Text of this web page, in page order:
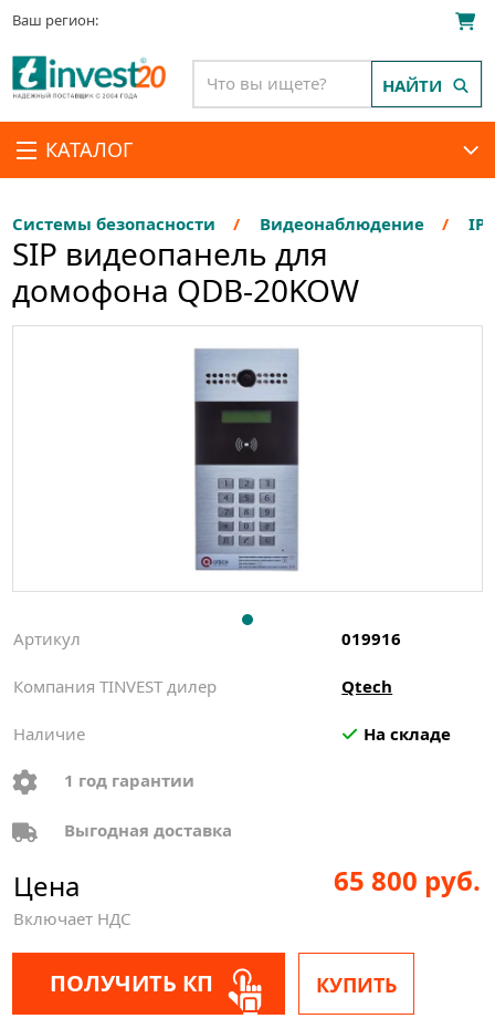
Ваш регион:
КАТАЛОГ
НАЙТИ
Системы безопасности Видеонаблюдение
SIP видеопанель для
домофона QDB-20KOW
Артикул 019916
Компания TINVEST дилер Qtech
Наличие На складе
1 год гарантии
Выгодная доставка
Цена
Включает НДС
65 800 руб.
ПОЛУЧИТЬ КП КУПИТЬ